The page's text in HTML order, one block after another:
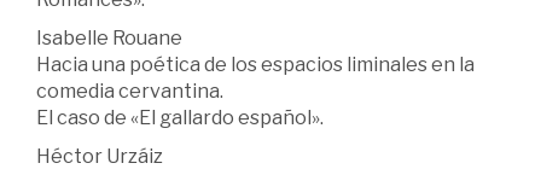
Isabelle Rouane
Hacia una poética de los espacios liminales en la
comedia cervantina.
El caso de «El gallardo español».
Héctor Urzáiz